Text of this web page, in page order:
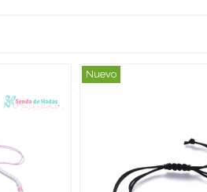
Nuevo